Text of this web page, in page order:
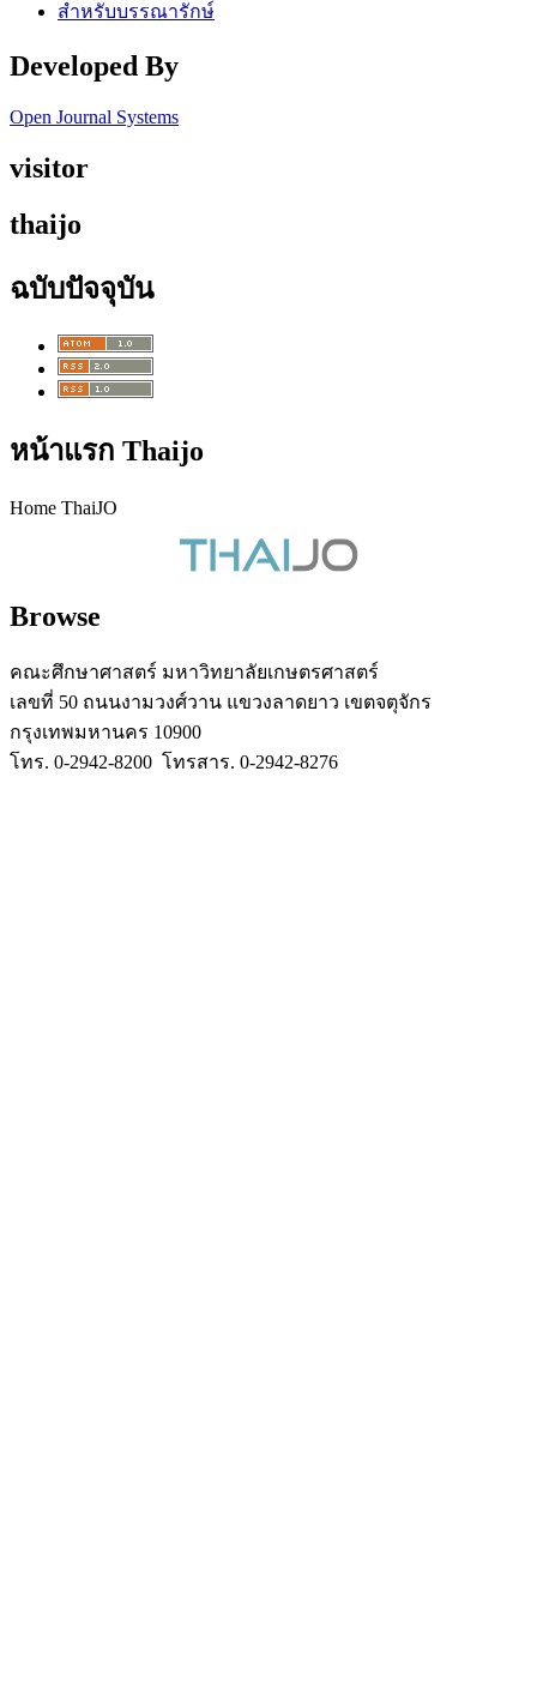
สำหรับบรรณารักษ์
Developed By
Open Journal Systems
visitor
thaijo
ฉบับปัจจุบัน
หน้าแรก Thaijo
Home ThaiJO
Browse
คณะศึกษาศาสตร์ มหาวิทยาลัยเกษตรศาสตร์
เลขที่ 50 ถนนงามวงศ์วาน แขวงลาดยาว เขตจตุจักร
กรุงเทพมหานคร 10900
โทร. 0-2942-8200 โทรสาร. 0-2942-8276